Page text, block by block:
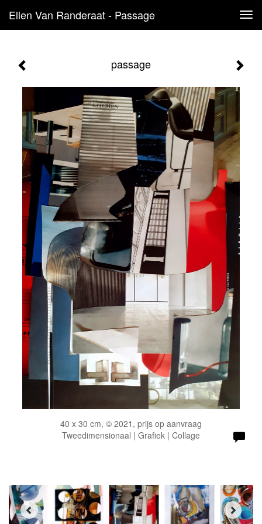
Ellen Van Randeraat - Passage
passage
40 x 30 cm, © 2021, prijs op aanvraag
Tweedimensionaal | Grafiek | Collage